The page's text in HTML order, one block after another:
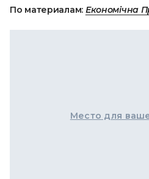
По материалам: Економічна
Место для